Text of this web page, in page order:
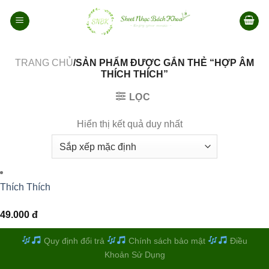
qua
TRANG CHỦ/SẢN PHẨM ĐƯỢC GẮN THẺ “HỢP ÂM
THÍCH THÍCH”
LỌC
Hiển thị kết quả duy nhất
Thích Thích
49.000 đ
Quy định đổi trả Chính sách bảo mật
Điều
Khoản Sử Dụng